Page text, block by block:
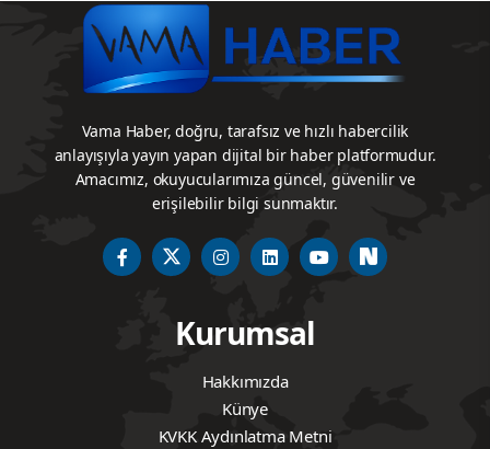
Vama Haber, doğru, tarafsız ve hızlı habercilik
anlayışıyla yayın yapan dijital bir haber platformudur.
Amacımız, okuyucularımıza güncel, güvenilir ve
erişilebilir bilgi sunmaktır.
Kurumsal
Hakkımızda
Künye
KVKK Aydınlatma Metni